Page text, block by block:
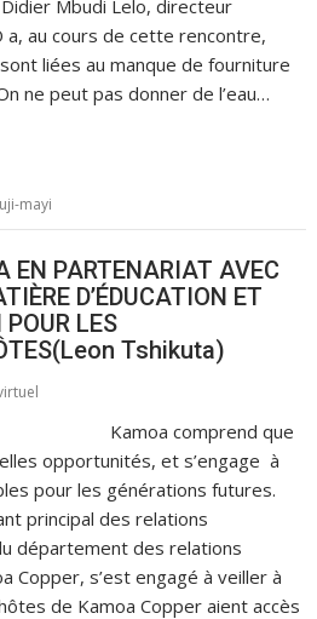
Mbudi Lelo, directeur
a, au cours de cette rencontre,
liées au manque de fourniture
ne peut pas donner de l’eau…
mayi
EN PARTENARIAT AVEC
D’ÉDUCATION ET
LES
Tshikuta)
Kamoa comprend que
opportunités, et s’engage à
pour les générations futures.
principal des relations
département des relations
Copper, s’est engagé à veiller à
de Kamoa Copper aient accès